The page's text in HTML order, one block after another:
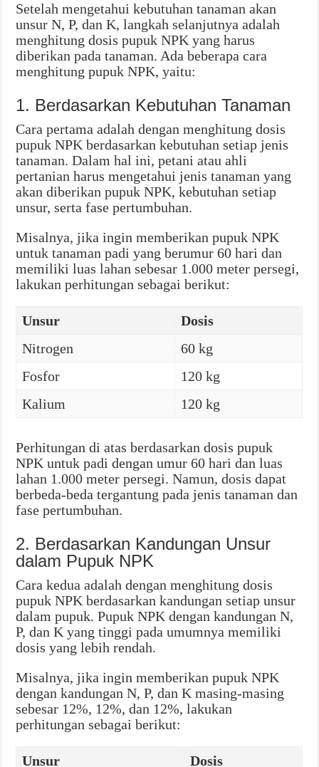
Setelah mengetahui kebutuhan tanaman akan
unsur N, P, dan K, langkah selanjutnya adalah
menghitung dosis pupuk NPK yang harus
diberikan pada tanaman. Ada beberapa cara
menghitung pupuk NPK, yaitu:
1. Berdasarkan Kebutuhan Tanaman
Cara pertama adalah dengan menghitung dosis
pupuk NPK berdasarkan kebutuhan setiap jenis
tanaman. Dalam hal ini, petani atau ahli
pertanian harus mengetahui jenis tanaman yang
akan diberikan pupuk NPK, kebutuhan setiap
unsur, serta fase pertumbuhan.
Misalnya, jika ingin memberikan pupuk NPK
untuk tanaman padi yang berumur 60 hari dan
memiliki luas lahan sebesar 1.000 meter persegi,
lakukan perhitungan sebagai berikut:
Unsur
Dosis
Nitrogen
60 kg
Fosfor
120 kg
Kalium
120 kg
Perhitungan di atas berdasarkan dosis pupuk
NPK untuk padi dengan umur 60 hari dan luas
lahan 1.000 meter persegi. Namun, dosis dapat
berbeda-beda tergantung pada jenis tanaman dan
fase pertumbuhan.
2. Berdasarkan Kandungan Unsur
dalam Pupuk NPK
Cara kedua adalah dengan menghitung dosis
pupuk NPK berdasarkan kandungan setiap unsur
dalam pupuk. Pupuk NPK dengan kandungan N,
P, dan K yang tinggi pada umumnya memiliki
dosis yang lebih rendah.
Misalnya, jika ingin memberikan pupuk NPK
dengan kandungan N, P, dan K masing-masing
sebesar 12%, 12%, dan 12%, lakukan
perhitungan sebagai berikut:
Unsur Dosis